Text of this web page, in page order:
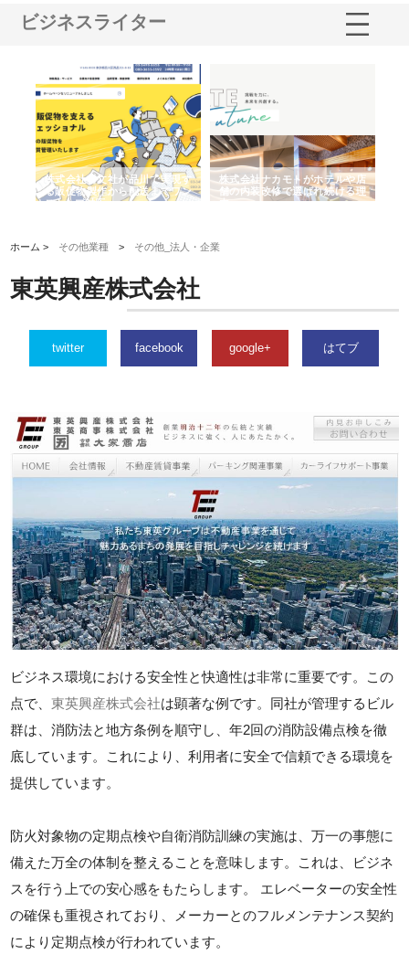
ビジネスライター
株式会社耕文社が品川で実現す
る販促物製作から配送までワン
ストップ対応
株式会社ナカモトがホテルや店
舗の内装改修で選ばれ続ける理
由
ホーム > その他業種 > その他_法人・企業
東英興産株式会社
twitter facebook google+ はてブ
ビジネス環境における安全性と快適性は非常に重要です。この
点で、東英興産株式会社は顕著な例です。同社が管理するビル
群は、消防法と地方条例を順守し、年2回の消防設備点検を徹
底しています。これにより、利用者に安全で信頼できる環境を
提供しています。
防火対象物の定期点検や自衛消防訓練の実施は、万一の事態に
備えた万全の体制を整えることを意味します。これは、ビジネ
スを行う上での安心感をもたらします。 エレベーターの安全性
の確保も重視されており、メーカーとのフルメンテナンス契約
により定期点検が行われています。